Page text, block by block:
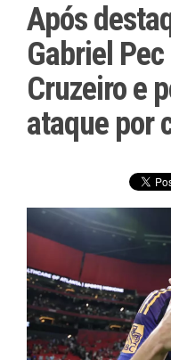
Após
Gabriel
Cruzeiro e
ataque por